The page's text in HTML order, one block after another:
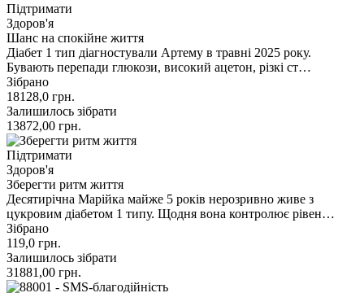
Підтримати
Здоров'я
Шанс на спокійне життя
Діабет 1 тип діагностували Артему в травні 2025 року.
Бувають перепади глюкози, високий ацетон, різкі ст…
Зібрано
18128,0 грн.
Залишилось зібрати
13872,00 грн.
Підтримати
Здоров'я
Зберегти ритм життя
Десятирічна Марійка майже 5 років нерозривно живе з
цукровим діабетом 1 типу. Щодня вона контролює рівен…
Зібрано
119,0 грн.
Залишилось зібрати
31881,00 грн.